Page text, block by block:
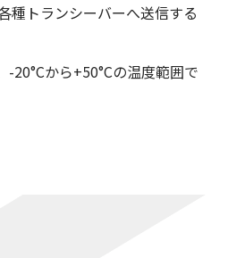
種トランシーバーへ送信する
20°Cから+50°Cの温度範囲で